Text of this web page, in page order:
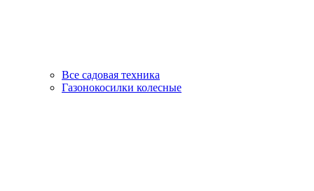
Все садовая техника
Газонокосилки колесные